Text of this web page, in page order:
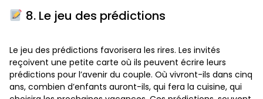
8. Le jeu des prédictions
Le jeu des prédictions favorisera les rires. Les invités
reçoivent une petite carte où ils peuvent écrire leurs
prédictions pour l’avenir du couple. Où vivront-ils dans cinq
ans, combien d’enfants auront-ils, qui fera la cuisine, qui